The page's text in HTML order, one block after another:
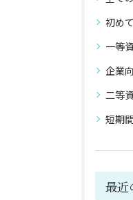
初めて
一等
企業
二等
短期
最近
お気軽に
お気軽に